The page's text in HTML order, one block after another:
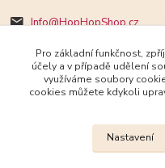
Info@HopHopShop.cz
Pro základní funkčnost,
účely a v případě udělení
využíváme soubory
cookies můžete kdykoli
Nastavení